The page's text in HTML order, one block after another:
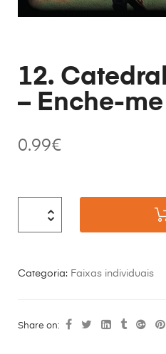
12.
– Enche-
0.99€
Categoria: Faixas individuais
Share on: